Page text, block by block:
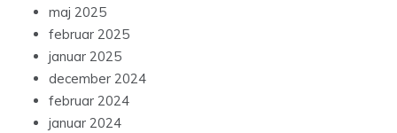
maj 2025
februar 2025
januar 2025
december 2024
februar 2024
januar 2024